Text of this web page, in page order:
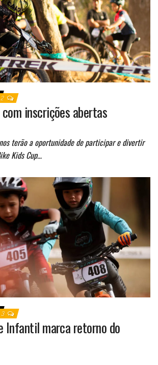
2
inscrições abertas
terão a oportunidade de participar e divertir
Kids Cup…
3
Infantil marca retorno do